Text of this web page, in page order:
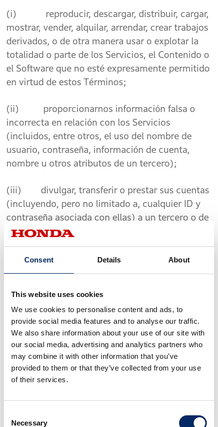
Consent Details About
This website uses cookies
We use cookies to personalise content and ads, to
provide social media features and to analyse our traffic.
We also share information about your use of our site with
our social media, advertising and analytics partners who
may combine it with other information that you’ve
provided to them or that they’ve collected from your use
of their services.
Selection
Necessary
(i) reproducir, descargar, distribuir, cargar,
mostrar, vender, alquilar, arrendar, crear trabajos
derivados, o de otra manera usar o explotar la
totalidad o parte de los Servicios, el Contenido o
el Software que no esté expresamente permitido
en virtud de estos Términos;
(ii) proporcionarnos información falsa o
incorrecta en relación con los Servicios
(incluidos, entre otros, el uso del nombre de
usuario, contraseña, información de cuenta,
nombre u otros atributos de un tercero);
(iii) divulgar, transferir o prestar sus cuentas
(incluyendo, pero no limitado a, cualquier ID y
contraseña asociada con ellas) a un tercero o de
otra manera permitir que un tercero use las
cuentas;
(iv) mover, descompilar, aplicar ingeniería
mecanismo de gestión de derechos digitales,
dispositivo u otra medida de protección de
contenido o control de acceso incorporada a los
Servicios;
(v) eludir, modificar, derrotar, alterar o
eludir cualquiera de las funciones o protecciones
(vi) acceder, monitorear o copiar cualquier